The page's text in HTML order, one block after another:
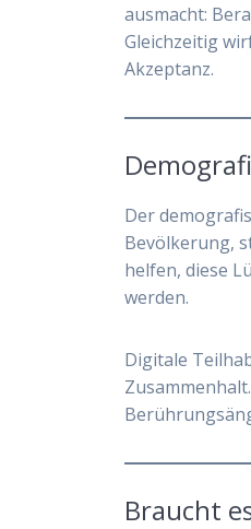
ausmacht:
Gleichzeitig
Akzeptanz.
Der
Bevölkerung,
helfen, diese
werden.
Digitale
Braucht